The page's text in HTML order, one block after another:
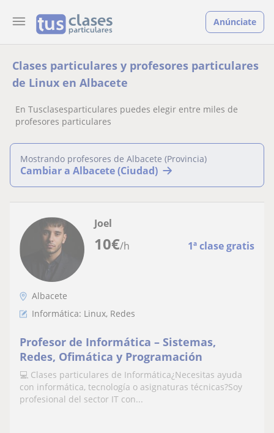
Anúnciate
Clases particulares y profesores particulares
de Linux en Albacete
En Tusclasesparticulares puedes elegir entre miles de
profesores particulares
Mostrando profesores de Albacete (Provincia)
Cambiar a Albacete (Ciudad)
10€/h 1ª clase gratis
Joel
Albacete
Informática: Linux, Redes
Profesor de Informática – Sistemas,
Redes, Ofimática y Programación
💻 Clases particulares de Informática¿Necesitas ayuda
con informática, tecnología o asignaturas técnicas?Soy
profesional del sector IT con...